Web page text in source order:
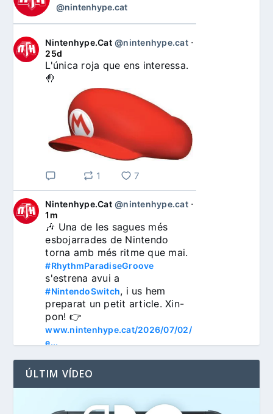
@nintenhype.cat
Nintenhype.Cat @nintenhype.cat⋅
25d
L'única roja que ens interessa.
🤚
1 7
Nintenhype.Cat @nintenhype.cat⋅
1m
🎶 Una de les sagues més
esbojarrades de Nintendo
#RhythmParadiseGroove
#NintendoSwitch, i us hem
preparat un petit article. Xin-
www.nintenhype.cat/2026/07/02/
e...
ÚLTIM VÍDEO